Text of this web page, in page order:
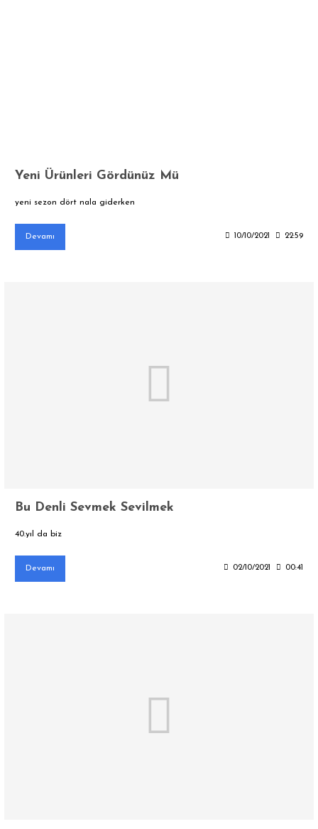
Yeni Ürünleri Gördünüz Mü
yeni sezon dört nala giderken
Devamı 10/10/2021 22:59
Bu Denli Sevmek Sevilmek
40.yıl da biz
Devamı 02/10/2021 00:41